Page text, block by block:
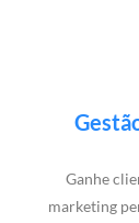
Ganhe
marketing